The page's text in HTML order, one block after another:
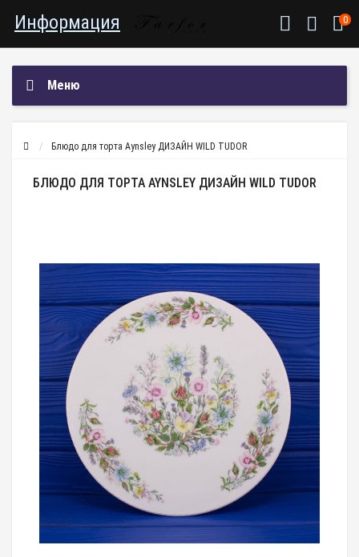
Информация 0
Меню
Блюдо для торта Aynsley ДИЗАЙН WILD TUDOR⠀
БЛЮДО ДЛЯ ТОРТА AYNSLEY ДИЗАЙН WILD TUDOR⠀